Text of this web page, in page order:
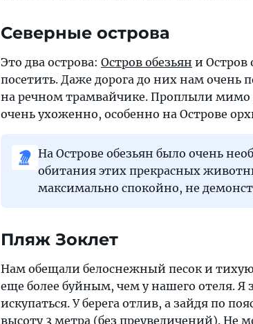
Северные острова
Это два острова: Остров обезьян и Остров
посетить. Даже дорога до них нам очень
на речном трамвайчике. Проплыли мимо
очень ухоженно, особенно на Острове
На Острове обезьян было очень
обитания этих прекрасных
максимально спокойно, не
Пляж Зоклет
Нам обещали белоснежный песок и
еще более буйным, чем у нашего отеля. Я
искупаться. У берега отлив, а зайдя по
высоту 3 метра (без преувеличений). Не